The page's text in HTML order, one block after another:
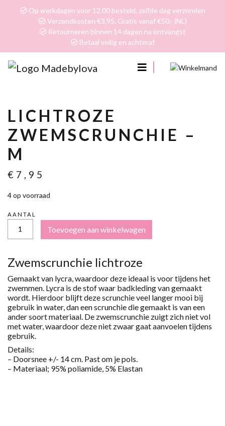
Op werkdagen voor 12.00 besteld, zelfde dag verzonden
Verzendkosten €3,95. Gratis vanaf €50,- (NL)
Retourneren binnen 14 dagen na ontvangst
Betaal veilig en achteraf
0
LICHTROZE
ZWEMSCRUNCHIE –
M
€ 7,95
4 op voorraad
AANTAL
LICHTROZE
ZWEMSCRUNCHIE
-
Toevoegen aan winkelwagen
Zwemscrunchie lichtroze
Gemaakt van lycra, waardoor deze ideaal is voor tijdens het
zwemmen. Lycra is de stof waar badkleding van gemaakt
wordt. Hierdoor blijft deze scrunchie veel langer mooi bij
gebruik in water, dan een scrunchie die gemaakt is van een
ander soort materiaal. De zwemscrunchie zuigt zich niet vol
met water, waardoor deze niet zwaar gaat aanvoelen tijdens
gebruik.
Details:
– Doorsnee +/- 14 cm. Past om je pols.
– Materiaal; 95% poliamide, 5% Elastan